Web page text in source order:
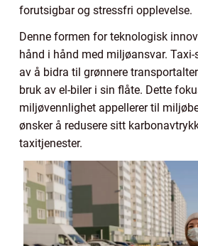
forutsigbar og stressfri opplevelse.
Denne formen for teknologisk
hånd i hånd med miljøansvar.
av å bidra til grønnere
bruk av el-biler i sin flåte. Dette
miljøvennlighet appellerer til
ønsker å redusere sitt
taxitjenester.